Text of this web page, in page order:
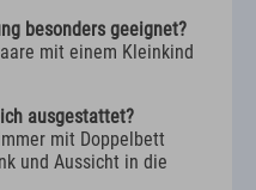
besonders geeignet?
mit einem Kleinkind
ausgestattet?
mit Doppelbett
und Aussicht in die